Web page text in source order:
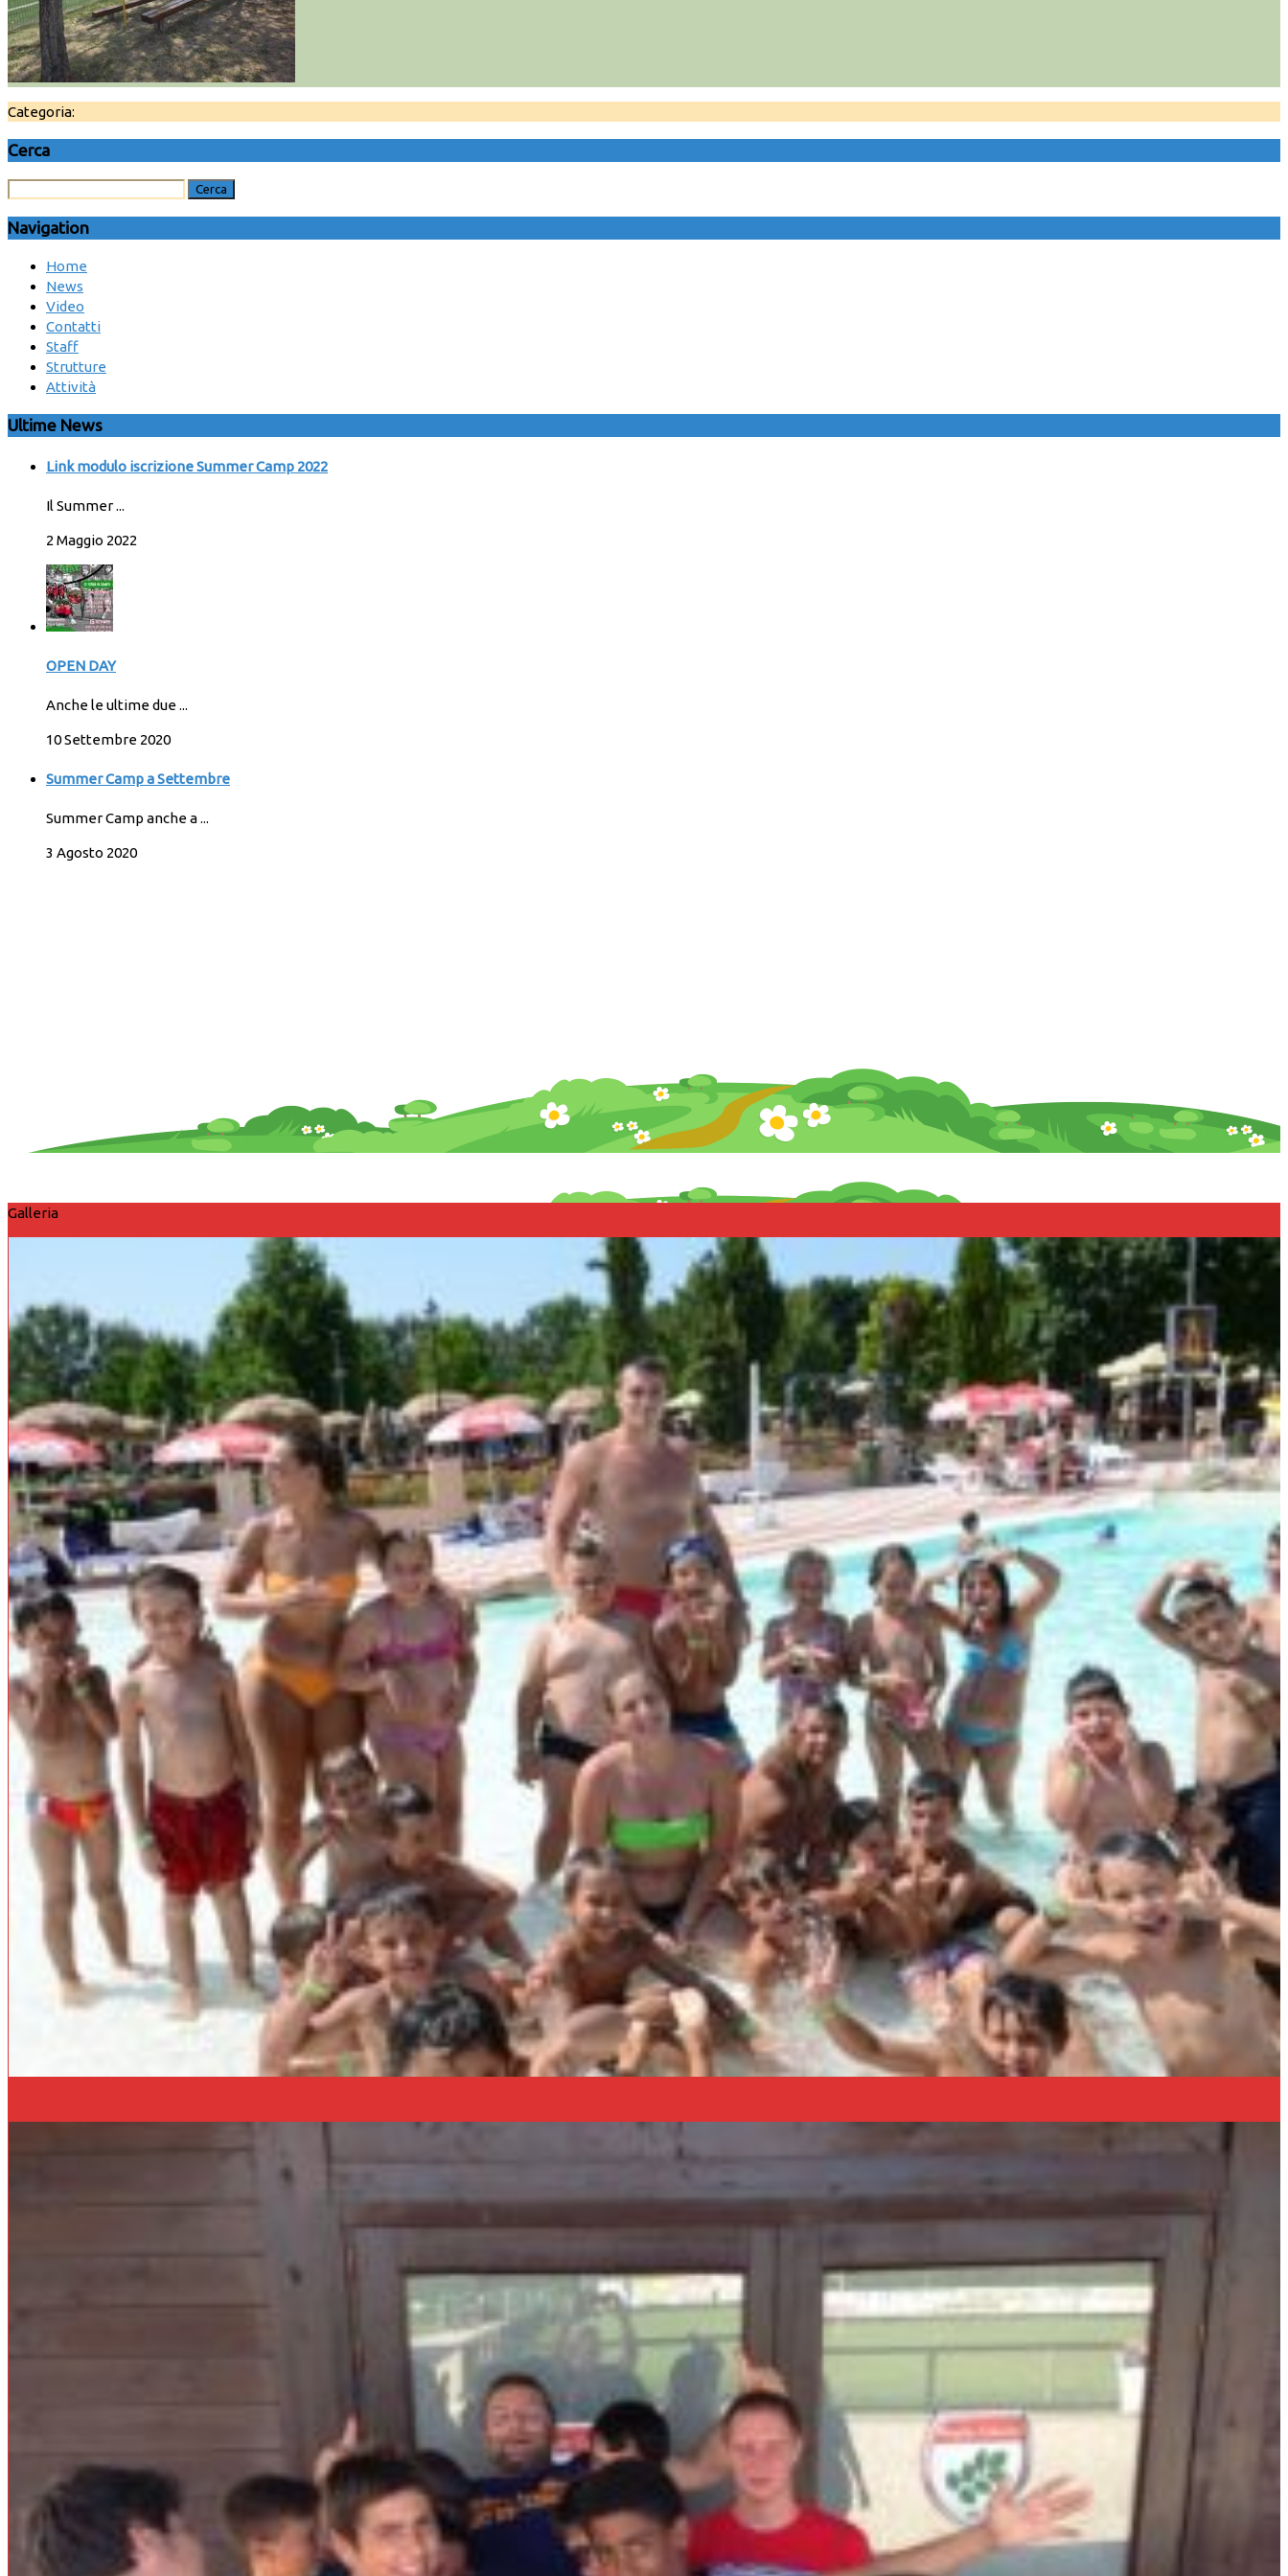
Categoria:
Cerca
Navigation
Home
News
Video
Contatti
Staff
Strutture
Attività
Ultime News
Link modulo iscrizione Summer Camp 2022
Il Summer ...
2 Maggio 2022
OPEN DAY
Anche le ultime due ...
10 Settembre 2020
Summer Camp a Settembre
Summer Camp anche a ...
3 Agosto 2020
Galleria